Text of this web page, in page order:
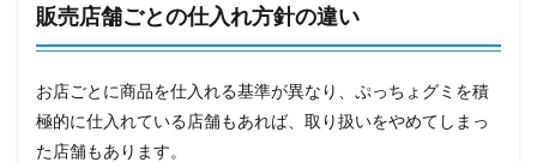
販売店舗ごとの仕入れ方針の違い
お店ごとに商品を仕入れる基準が異なり、ぷっちょグミを積
極的に仕入れている店舗もあれば、取り扱いをやめてしまっ
た店舗もあります。